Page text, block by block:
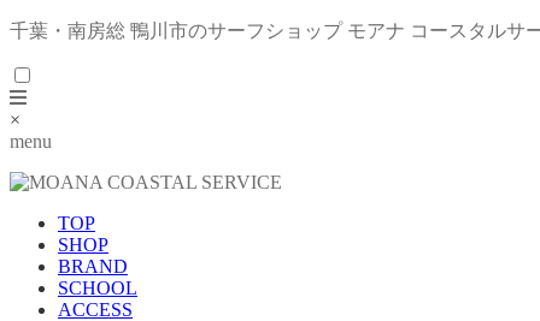
千葉・南房総 鴨川市のサーフショップ モアナ コースタルサ
×
menu
TOP
SHOP
BRAND
SCHOOL
ACCESS